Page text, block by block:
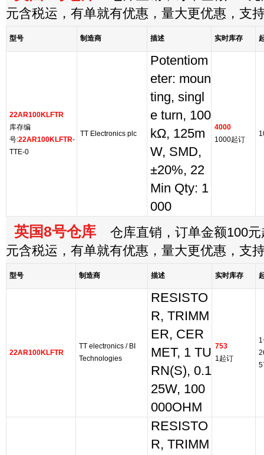
元含税运，有单就有优惠，量大更优惠，支
型号 制造商 描述 实时库存
22AR100KLFTR
库存编
号:22AR100KLFTR-
TTE-0
TT Electronics plc
Potentiom
eter: moun
ting, singl
e turn, 100
kΩ, 125m
W, SMD,
±20%, 22
Min Qty: 1
000
4000
1000起订
英国8号仓库 仓库直销，订单金额100元
元含税运，有单就有优惠，量大更优惠，支
型号 制造商 描述 实时库存
22AR100KLFTR
TT electronics / BI
Technologies
RESISTO
R, TRIMM
ER, CER
MET, 1 TU
RN(S), 0.1
25W, 100
000OHM
753
1起订
RESISTO
R, TRIMM